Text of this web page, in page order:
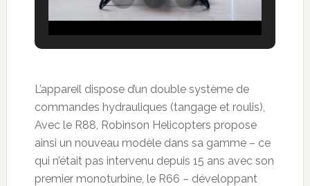
L’appareil dispose d’un double système de
commandes hydrauliques (tangage et roulis),
Avec le R88, Robinson Helicopters propose
ainsi un nouveau modèle dans sa gamme – ce
qui n’était pas intervenu depuis 15 ans avec son
premier monoturbine, le R66 – développant